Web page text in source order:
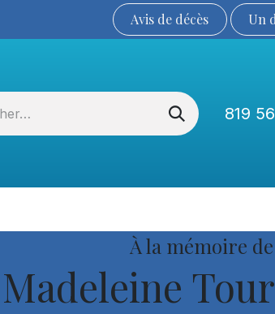
Avis de décès Un
819
À la mémoire de
Madeleine